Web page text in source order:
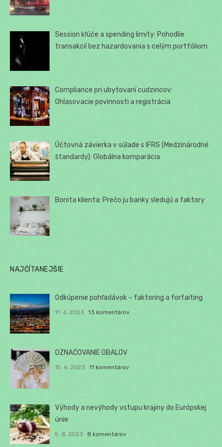
Session kľúče a spending limity: Pohodlie
transakcií bez hazardovania s celým portfóliom
Compliance pri ubytovaní cudzincov:
Ohlasovacie povinnosti a registrácia
Účtovná závierka v súlade s IFRS (Medzinárodné
štandardy): Globálna komparácia
Bonita klienta: Prečo ju banky sledujú a faktory
NAJČÍTANEJŠIE
Odkúpenie pohľadávok – faktoring a forfaiting
11. 6. 2023 13 komentárov
OZNAČOVANIE OBALOV
15. 6. 2023 11 komentárov
Výhody a nevýhody vstupu krajiny do Európskej
únie
5. 8. 2023 8 komentárov